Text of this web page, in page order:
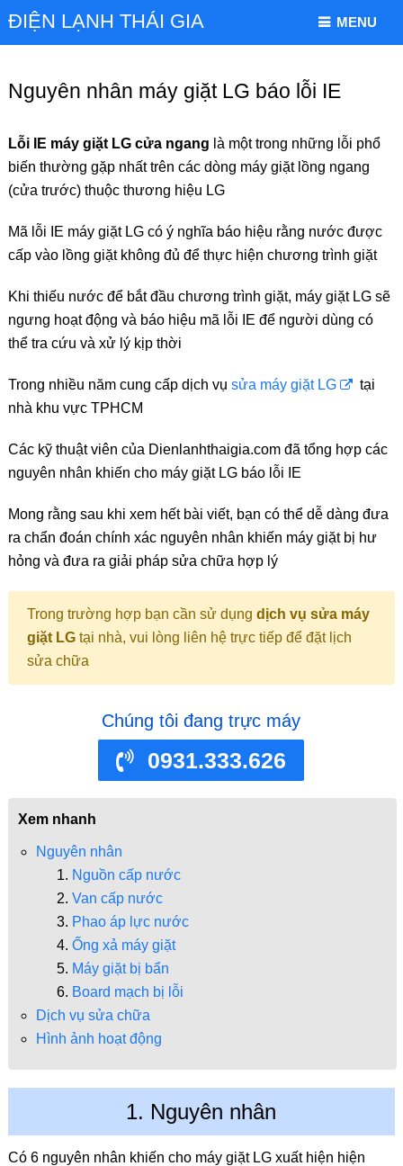
ĐIỆN LẠNH THÁI GIA MENU
Nguyên nhân máy giặt LG báo lỗi IE
Lỗi IE máy giặt LG cửa ngang là một trong những lỗi phổ
biến thường gặp nhất trên các dòng máy giặt lồng ngang
(cửa trước) thuộc thương hiệu LG
Mã lỗi IE máy giặt LG có ý nghĩa báo hiệu rằng nước được
cấp vào lồng giặt không đủ để thực hiện chương trình giặt
Khi thiếu nước để bắt đầu chương trình giặt, máy giặt LG sẽ
ngưng hoạt động và báo hiệu mã lỗi IE để người dùng có
thể tra cứu và xử lý kịp thời
Trong nhiều năm cung cấp dịch vụ sửa máy giặt LG
tại
nhà khu vực TPHCM
Các kỹ thuật viên của Dienlanhthaigia.com đã tổng hợp các
nguyên nhân khiến cho máy giặt LG báo lỗi IE
Mong rằng sau khi xem hết bài viết, bạn có thể dễ dàng đưa
ra chẩn đoán chính xác nguyên nhân khiến máy giặt bị hư
hỏng và đưa ra giải pháp sửa chữa hợp lý
Trong trường hợp bạn cần sử dụng dịch vụ sửa máy
giặt LGtại nhà, vui lòng liên hệ trực tiếp để đặt lịch
sửa chữa
Chúng tôi đang trực máy
0931.333.626
Xem nhanh
Nguyên nhân
Nguồn cấp nước
Van cấp nước
Phao áp lực nước
Ống xả máy giặt
Máy giặt bị bẩn
Board mạch bị lỗi
Dịch vụ sửa chữa
Hình ảnh hoạt động
1. Nguyên nhân
Có 6 nguyên nhân khiến cho máy giặt LG xuất hiện hiện